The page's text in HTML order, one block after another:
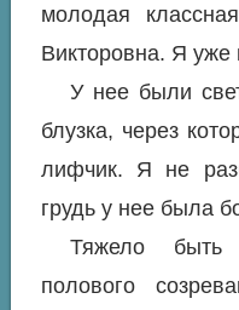
молодая
Викторовна. Я уже
У нее были
блузка, через
лифчик. Я не
грудь у нее была
Тяжело быть
полового